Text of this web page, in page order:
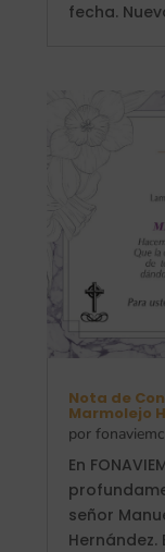
fecha.
Nota de
Marmolejo
por
En
señor